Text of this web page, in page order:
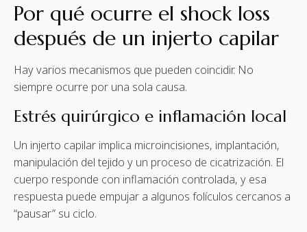
Por qué ocurre el shock loss
después de un injerto capilar
Hay varios mecanismos que pueden coincidir. No
siempre ocurre por una sola causa.
Estrés quirúrgico e inflamación local
Un injerto capilar implica microincisiones, implantación,
manipulación del tejido y un proceso de cicatrización. El
cuerpo responde con inflamación controlada, y esa
respuesta puede empujar a algunos folículos cercanos a
“pausar” su ciclo.